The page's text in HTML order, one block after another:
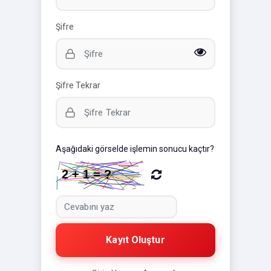
Şifre
Şifre Tekrar
Aşağıdaki görselde işlemin sonucu kaçtır?
Kayıt Oluştur